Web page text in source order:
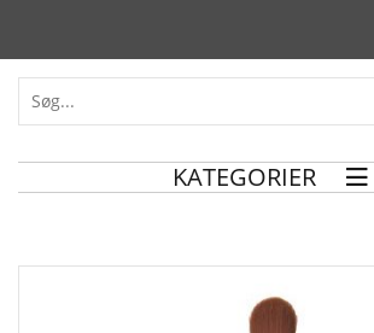
KATEGORIER 